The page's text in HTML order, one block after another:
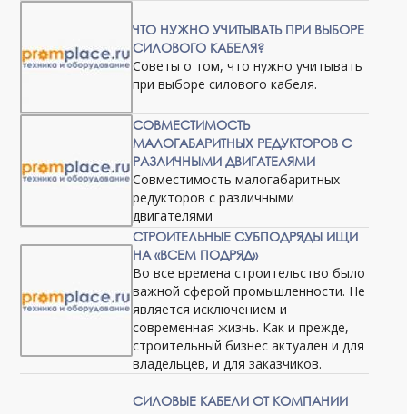
ЧТО НУЖНО УЧИТЫВАТЬ ПРИ ВЫБОРЕ
СИЛОВОГО КАБЕЛЯ?
Советы о том, что нужно учитывать
при выборе силового кабеля.
СОВМЕСТИМОСТЬ
МАЛОГАБАРИТНЫХ РЕДУКТОРОВ С
РАЗЛИЧНЫМИ ДВИГАТЕЛЯМИ
Совместимость малогабаритных
редукторов с различными
двигателями
СТРОИТЕЛЬНЫЕ СУБПОДРЯДЫ ИЩИ
НА «ВСЕМ ПОДРЯД»
Во все времена строительство было
важной сферой промышленности. Не
является исключением и
современная жизнь. Как и прежде,
строительный бизнес актуален и для
владельцев, и для заказчиков.
СИЛОВЫЕ КАБЕЛИ ОТ КОМПАНИИ